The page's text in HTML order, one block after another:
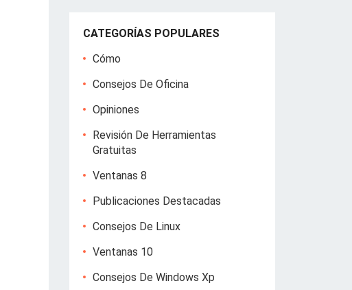
CATEGORÍAS POPULARES
Cómo
Consejos De Oficina
Opiniones
Revisión De Herramientas
Gratuitas
Ventanas 8
Publicaciones Destacadas
Consejos De Linux
Ventanas 10
Consejos De Windows Xp